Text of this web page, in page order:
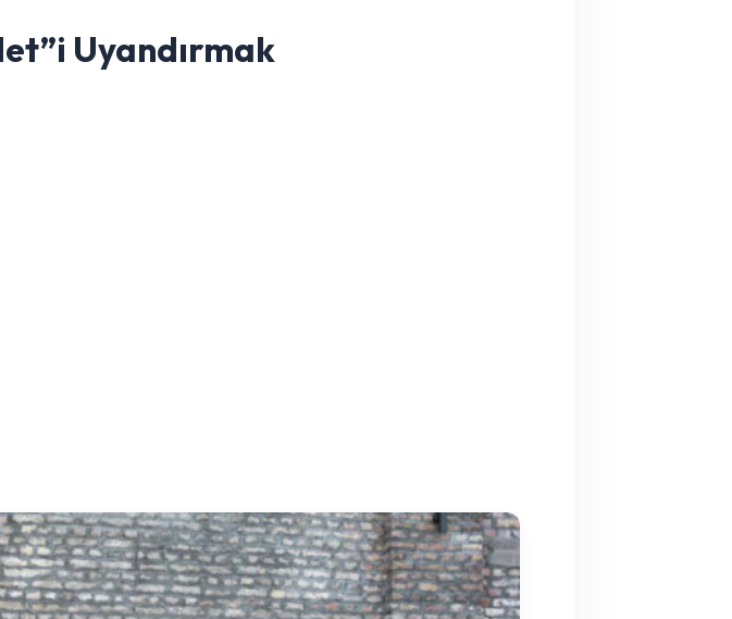
Uyandırmak